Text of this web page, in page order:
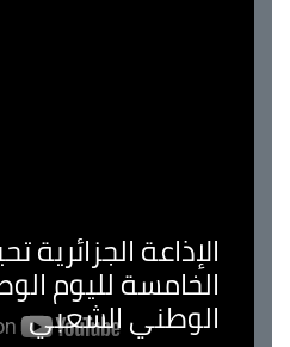
الإذاعة الجزائرية
الخامسة لليوم
الوطني الشعبي